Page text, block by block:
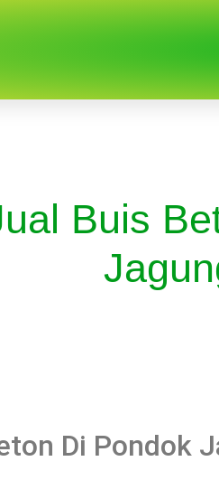
Buis
Di Pondok